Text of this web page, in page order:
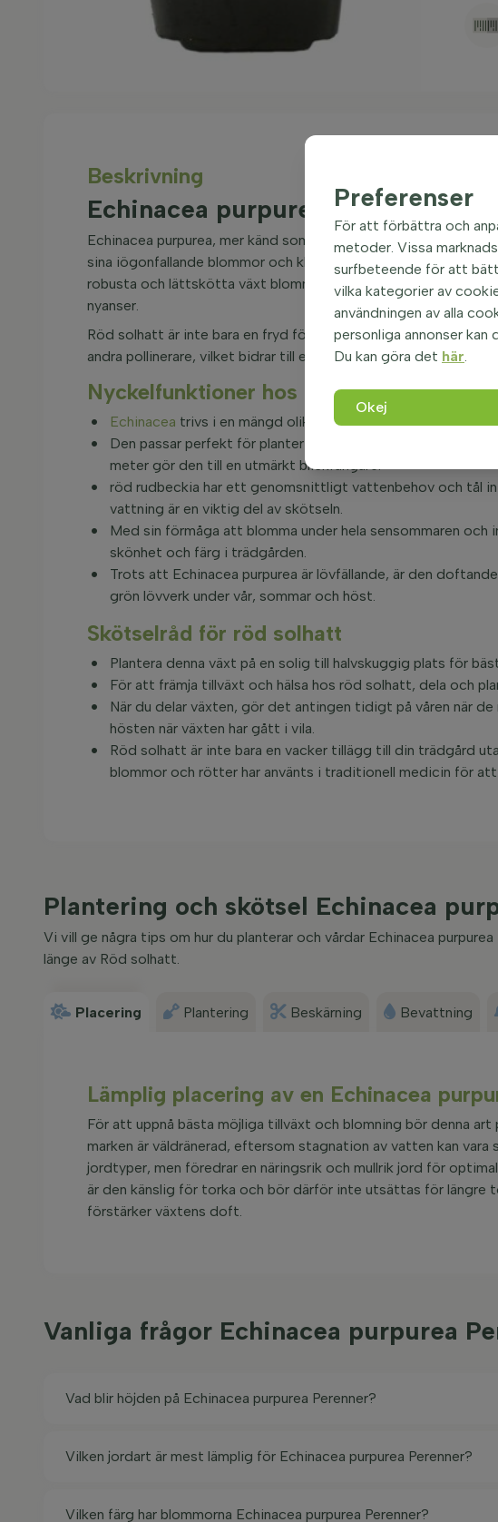
Beskrivning
Echinacea purpurea Perenner|
Echinacea purpurea, mer känd som röd solhatt eller röd
sina iögonfallande blommor och klumpbildande växtsätt pryder
robusta och lättskötta växt blommar från juli till oktober och
nyanser.
Röd solhatt är inte bara en fryd för ögat utan också en
andra pollinerare, vilket bidrar till en levande och dynamisk
Nyckelfunktioner hos Echinacea
Echinacea trivs i en mängd olika jordtyper, förutsatt att
Den passar perfekt för plantering i grupper längs kanter
meter gör den till en utmärkt blickfångare.
röd rudbeckia har ett genomsnittligt vattenbehov och tål
vattning är en viktig del av skötseln.
Med sin förmåga att blomma under hela sensommaren och
skönhet och färg i trädgården.
Trots att Echinacea purpurea är lövfällande, är den
grön lövverk under vår, sommar och höst.
Skötselråd för röd solhatt
Plantera denna växt på en solig till halvskuggig plats för
För att främja tillväxt och hälsa hos röd solhatt, dela och
När du delar växten, gör det antingen tidigt på våren när
hösten när växten har gått i vila.
Röd solhatt är inte bara en vacker tillägg till din trädgård
blommor och rötter har använts i traditionell medicin för
Plantering och skötsel Echinacea
Vi vill ge några tips om hur du planterar och vårdar Echinacea
länge av Röd solhatt.
Placering Plantering Beskärning Bevattning
Lämplig placering av en Echinacea
För att uppnå bästa möjliga tillväxt och blomning bör denna
marken är väldränerad, eftersom stagnation av vatten kan vara
jordtyper, men föredrar en näringsrik och mullrik jord för
är den känslig för torka och bör därför inte utsättas för längre
förstärker växtens doft.
Vanliga frågor Echinacea purpurea
Vad blir höjden på Echinacea purpurea Perenner?
Vilken jordart är mest lämplig för Echinacea purpurea Perenner?
Vilken färg har blommorna Echinacea purpurea Perenner?
Preferenser
För att förbättra och
metoder. Vissa
surfbeteende för att
vilka kategorier av
användningen av alla
personliga annonser kan
Du kan göra det här.
Okej